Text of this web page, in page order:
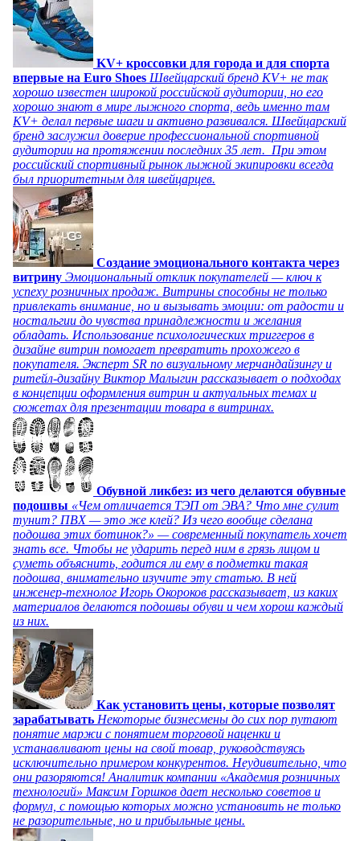
KV+ кроссовки для города и для спорта
впервые на Euro Shoes Швейцарский бренд KV+ не так
хорошо известен широкой российской аудитории, но его
хорошо знают в мире лыжного спорта, ведь именно там
KV+ делал первые шаги и активно развивался. Швейцарский
бренд заслужил доверие профессиональной спортивной
аудитории на протяжении последних 35 лет. При этом
российский спортивный рынок лыжной экипировки всегда
был приоритетным для швейцарцев.
Создание эмоционального контакта через
витрину Эмоциональный отклик покупателей — ключ к
успеху розничных продаж. Витрины способны не только
привлекать внимание, но и вызывать эмоции: от радости и
ностальгии до чувства принадлежности и желания
обладать. Использование психологических триггеров в
дизайне витрин помогает превратить прохожего в
покупателя. Эксперт SR по визуальному мерчандайзингу и
ритейл-дизайну Виктор Малыгин рассказывает о подходах
в концепции оформления витрин и актуальных темах и
сюжетах для презентации товара в витринах.
Обувной ликбез: из чего делаются обувные
подошвы «Чем отличается ТЭП от ЭВА? Что мне сулит
тунит? ПВХ — это же клей? Из чего вообще сделана
подошва этих ботинок?» — современный покупатель хочет
знать все. Чтобы не ударить перед ним в грязь лицом и
суметь объяснить, годится ли ему в подметки такая
подошва, внимательно изучите эту статью. В ней
инженер-технолог Игорь Окороков рассказывает, из каких
материалов делаются подошвы обуви и чем хорош каждый
из них.
Как установить цены, которые позволят
зарабатывать Некоторые бизнесмены до сих пор путают
понятие маржи с понятием торговой наценки и
устанавливают цены на свой товар, руководствуясь
исключительно примером конкурентов. Неудивительно, что
они разоряются! Аналитик компании «Академия розничных
технологий» Максим Горшков дает несколько советов и
формул, с помощью которых можно установить не только
не разорительные, но и прибыльные цены.